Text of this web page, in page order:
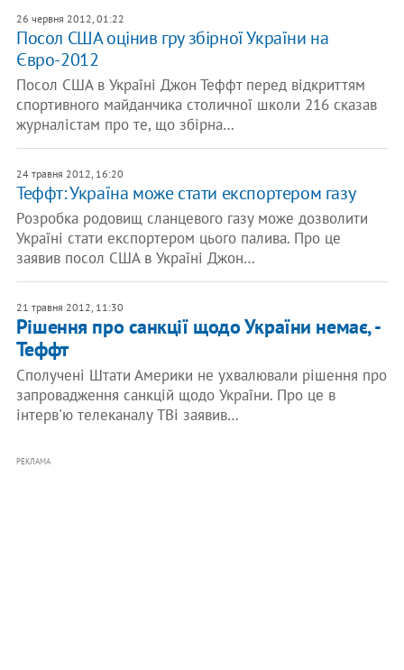
26 червня 2012, 01:22
Посол США оцінив гру збірної України на
Євро-2012
Посол США в Україні Джон Теффт перед відкриттям
спортивного майданчика столичної школи 216 сказав
журналістам про те, що збірна…
24 травня 2012, 16:20
Теффт: Україна може стати експортером газу
Розробка родовищ сланцевого газу може дозволити
Україні стати експортером цього палива. Про це
заявив посол США в Україні Джон…
21 травня 2012, 11:30
Рішення про санкції щодо України немає, -
Теффт
Сполучені Штати Америки не ухвалювали рішення про
запровадження санкцій щодо України. Про це в
інтерв'ю телеканалу TBi заявив…
РЕКЛАМА